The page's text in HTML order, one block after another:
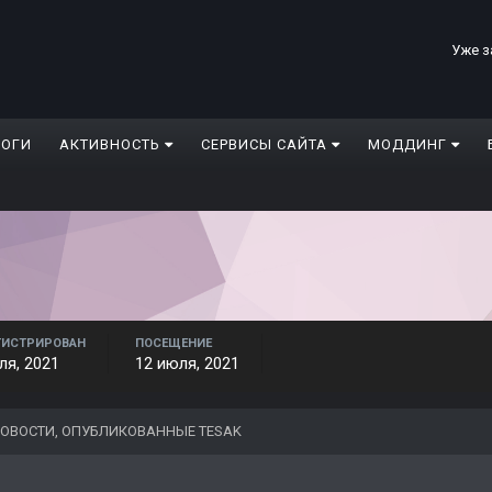
Уже
АКТИВНОСТЬ СЕРВИСЫ САЙТА МОДДИНГ
2021
ПОСЕЩЕНИЕ
12 июля, 2021
ОПУБЛИКОВАННЫЕ TESAK